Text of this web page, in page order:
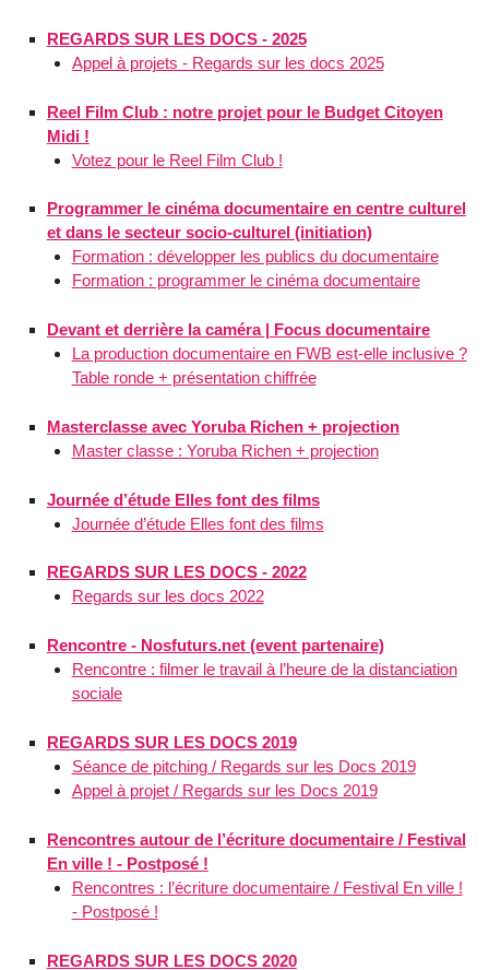
REGARDS SUR LES DOCS - 2025
Appel à projets - Regards sur les docs 2025
Reel Film Club : notre projet pour le Budget Citoyen
Midi !
Votez pour le Reel Film Club !
Programmer le cinéma documentaire en centre culturel
et dans le secteur socio-culturel (initiation)
Formation : développer les publics du documentaire
Formation : programmer le cinéma documentaire
Devant et derrière la caméra | Focus documentaire
La production documentaire en FWB est-elle inclusive ?
Table ronde + présentation chiffrée
Masterclasse avec Yoruba Richen + projection
Master classe : Yoruba Richen + projection
Journée d’étude Elles font des films
Journée d’étude Elles font des films
REGARDS SUR LES DOCS - 2022
Regards sur les docs 2022
Rencontre - Nosfuturs.net (event partenaire)
Rencontre : filmer le travail à l’heure de la distanciation
sociale
REGARDS SUR LES DOCS 2019
Séance de pitching / Regards sur les Docs 2019
Appel à projet / Regards sur les Docs 2019
Rencontres autour de l’écriture documentaire / Festival
En ville ! - Postposé !
Rencontres : l’écriture documentaire / Festival En ville !
- Postposé !
REGARDS SUR LES DOCS 2020